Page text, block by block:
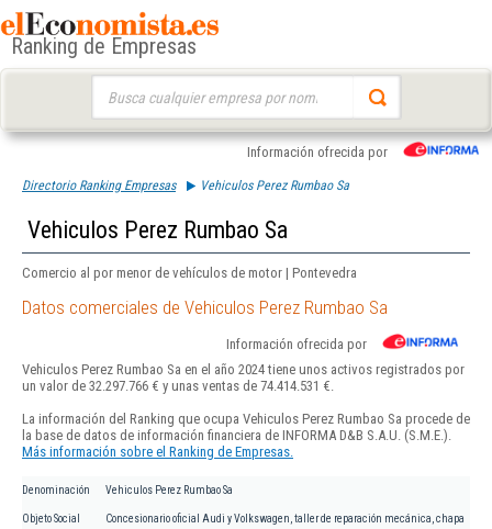
Ranking de Empresas
Información ofrecida por
Directorio Ranking Empresas Vehiculos Perez Rumbao Sa
Vehiculos Perez Rumbao Sa
Comercio al por menor de vehículos de motor | Pontevedra
Datos comerciales de Vehiculos Perez Rumbao Sa
Información ofrecida por
Vehiculos Perez Rumbao Sa en el año 2024 tiene unos activos registrados por
un valor de 32.297.766 € y unas ventas de 74.414.531 €.
La información del Ranking que ocupa Vehiculos Perez Rumbao Sa procede de
la base de datos de información financiera de INFORMA D&B S.A.U. (S.M.E.).
Más información sobre el Ranking de Empresas.
Denominación Vehiculos Perez Rumbao Sa
Objeto Social
Concesionario oficial Audi y Volkswagen, taller de reparación mecánica, chapa